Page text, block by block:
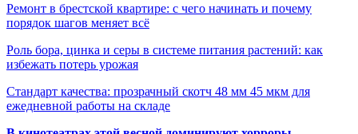
Ремонт в брестской квартире: с чего начинать и почему
порядок шагов меняет всё
Роль бора, цинка и серы в системе питания растений: как
избежать потерь урожая
Стандарт качества: прозрачный скотч 48 мм 45 мкм для
ежедневной работы на складе